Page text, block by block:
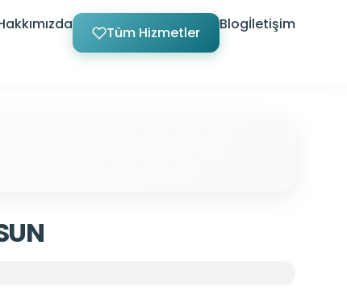
Tüm Hizmetler Blogİletişim